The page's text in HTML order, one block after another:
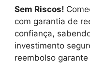
Sem Riscos!
com garantia de
confiança,
investimento
reembolso